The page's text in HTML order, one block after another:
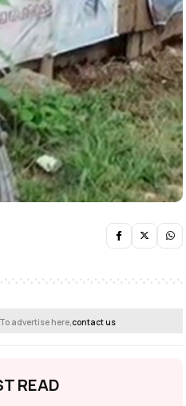
To advertise here, contact us
READ